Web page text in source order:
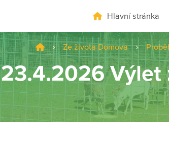
Hlavní stránka
Ze života Domova
23.4.2026 Výlet